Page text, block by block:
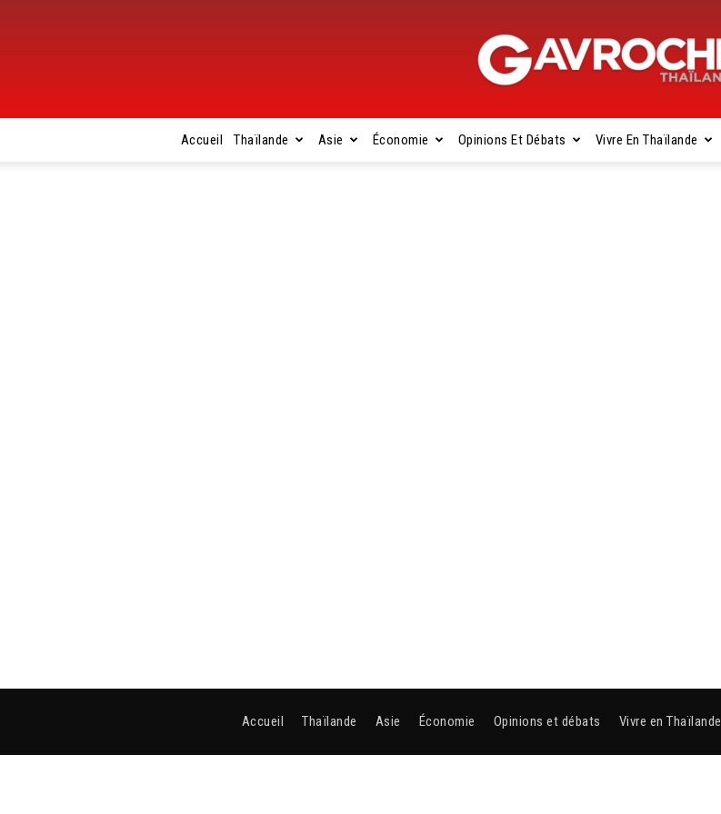
Gavroche
Accueil Thaïlande Asie Économie Opinions Et Débats Vivre En Thaïlande
Accueil Thaïlande Asie Économie Opinions et débats Vivre en Thaïlande